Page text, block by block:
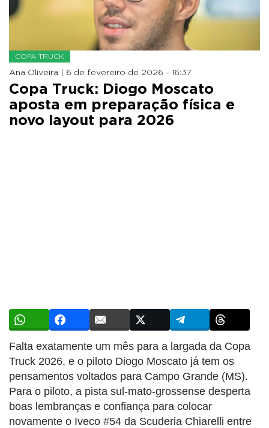
COPA TRUCK
Ana Oliveira | 6 de fevereiro de 2026 - 16:37
Copa Truck: Diogo Moscato
aposta em preparação física e
novo layout para 2026
Falta exatamente um mês para a largada da Copa
Truck 2026, e o piloto Diogo Moscato já tem os
pensamentos voltados para Campo Grande (MS).
Para o piloto, a pista sul-mato-grossense desperta
boas lembranças e confiança para colocar
novamente o Iveco #54 da Scuderia Chiarelli entre